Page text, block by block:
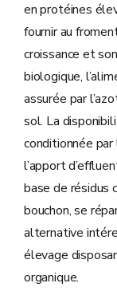
en protéines
fournir au
croissance et
biologique,
assurée par
sol. La
conditionnée
l’apport
base de résidus
bouchon, se
alternative
élevage
organique.